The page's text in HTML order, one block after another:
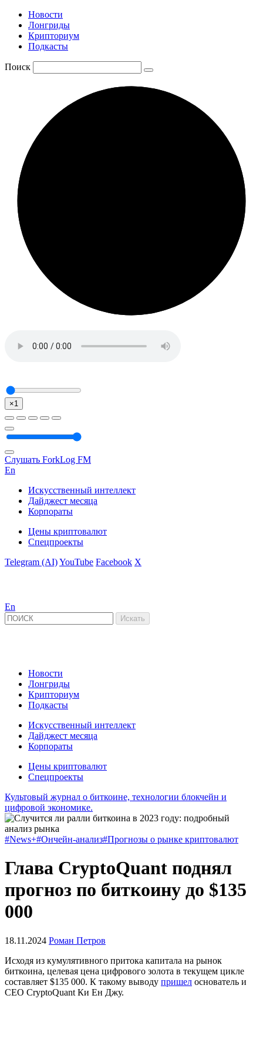
Новости
Лонгриды
Крипториум
Подкасты
Поиск
×1
Слушать ForkLog FM
En
Искусственный интеллект
Дайджест месяца
Корпораты
Цены криптовалют
Спецпроекты
Telegram (AI)YouTube Facebook X
En
Новости
Лонгриды
Крипториум
Подкасты
Искусственный интеллект
Дайджест месяца
Корпораты
Цены криптовалют
Спецпроекты
Культовый журнал о биткоине, технологии блокчейн и
цифровой экономике.
#News+#Ончейн-анализ#Прогнозы о рынке криптовалют
Глава CryptoQuant поднял
прогноз по биткоину до $135
000
18.11.2024 Роман Петров
Исходя из кумулятивного притока капитала на рынок
биткоина, целевая цена цифрового золота в текущем цикле
составляет $135 000. К такому выводу пришел основатель и
CEO CryptoQuant Ки Ен Джу.